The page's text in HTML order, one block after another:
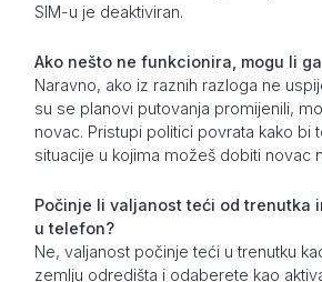
SIM-u je deaktiviran.
Ako nešto ne funkcionira, mogu li
Naravno, ako iz raznih razloga ne
su se planovi putovanja promijenili,
novac. Pristupi politici povrata kako bi
situacije u kojima možeš dobiti novac
Počinje li valjanost teći od trenutka
u telefon?
Ne, valjanost počinje teći u trenutku
zemlju odredišta i odaberete kao